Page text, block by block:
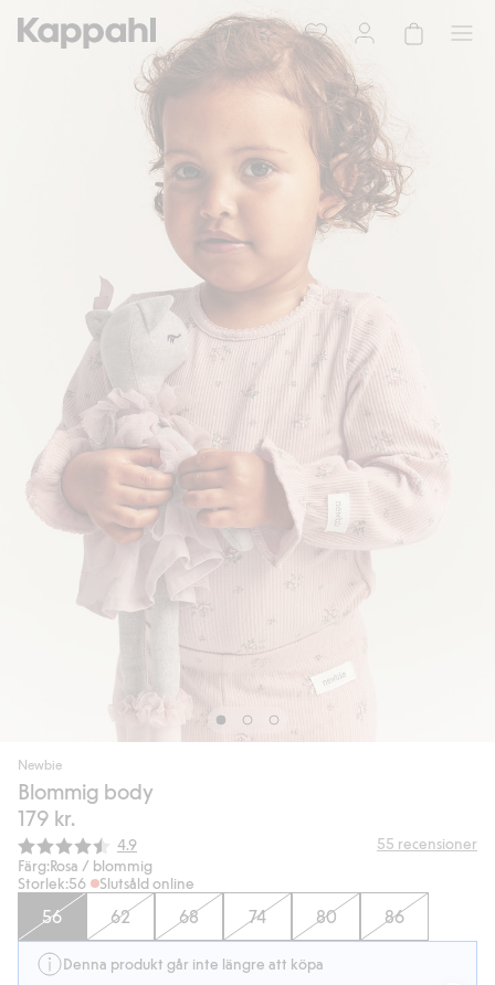
Newbie
Blommig body
179 kr.
Snittbetyg:
4.9 55 recensioner
Färg:Rosa / blommig
Storlek:56 Slutsåld online
56 62 68 74 80 86
Denna produkt går inte längre att köpa